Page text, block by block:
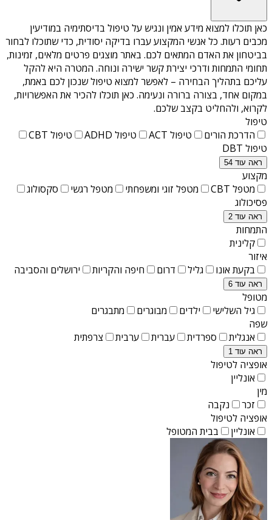
כאן תוכלו למצוא מידע אמין ונגיש על טיפול בדיסתימיה במודיעין
מכבים רעות. כל אנשי המקצוע עברו בדיקה יסודית, כדי שתוכלו לבחור
בביטחון את האדם המתאים לכם. באתר מוצגים פרטים מלאים, זמינות,
תחומי התמחות ודרכי יצירת קשר ישירה ונוחה. המטרה היא להקל
עליכם בתהליך הבחירה – לאפשר למצוא טיפול שנכון לכם באמת,
במקום אחד, בצורה ברורה ונעימה. כאן תוכלו להכיר את האפשרויות,
לקרוא, ולהחליט בקצב שלכם.
טיפול
הדרכת הורים
טיפול ACT טיפול ADHD
טיפול CBT
טיפול DBT
ראה עוד 54
מקצוע
מטפל CBT
מטפל זוגי ומשפחתי מטפל רגשי
סקסולוג
פסיכולוג
ראה עוד 2
התמחות
קלינית
איזור
בקעת אונו
גליל דרום חיפה והקריות ירושלים והסביבה
ראה עוד 6
מטופל
גיל השלישי
ילדים מבוגרים
מתבגרים
שפה
אנגלית
ספרדית עברית ערבית צרפתית
ראה עוד 1
אופציה לטיפול
אונליין
מין
זכר
נקבה
אופציה לטיפול
אונליין
בבית המטופל